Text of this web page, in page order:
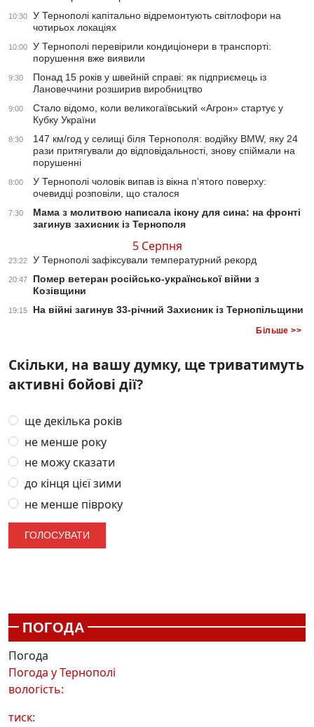
10:30
У Тернополі капітально відремонтують світлофори на
чотирьох локаціях
10:00
У Тернополі перевірили кондиціонери в транспорті:
порушення вже виявили
9:30
Понад 15 років у швейній справі: як підприємець із
Лановеччини розширив виробництво
9:00
Стало відомо, коли великогаївський «Агрон» стартує у
Кубку України
8:30
147 км/год у селищі біля Тернополя: водійку BMW, яку 24
рази притягували до відповідальності, знову спіймали на
порушенні
8:00
У Тернополі чоловік випав із вікна п’ятого поверху:
очевидці розповіли, що сталося
7:30
Мама з молитвою написала ікону для сина: на фронті
загинув захисник із Тернополя
5 Серпня
23:22 У Тернополі зафіксували температурний рекорд
20:47
Помер ветеран російсько-української війни з
Козівщини
19:15 На війні загинув 33-річний Захисник із Тернопільщини
Більше >>
Скільки, на вашу думку, ще триватимуть
активні бойові дії?
ще декілька років
не менше року
не можу сказати
до кінця цієї зими
не менше півроку
ПОГОДА
Погода
Погода уТернополі
вологість:
тиск: